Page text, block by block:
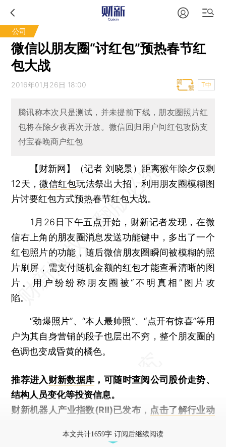
公司
微信以朋友圈“讨红包”预热春节红
包大战
2016年01月26日 18:00 T中
腾讯称本次只是测试，并未提前下线，朋友圈照片红
包将在除夕夜再次开放。微信回归用户间红包攻防支
付宝春晚商户红包
【财新网】（记者 刘晓景） 距离猴年除夕仅剩
12天，微信红包玩法祭出大招，利用朋友圈模糊图
片讨要红包方式预热春节红包大战。
1月26日下午五点开始，财新记者发现，在微
信右上角的朋友圈消息发送功能键中，多出了一个
红包照片的功能，随后微信朋友圈瞬间被模糊的照
片刷屏，需支付随机金额的红包才能查看清晰的图
片。用户纷纷称朋友圈被“不明真相”图片攻
陷。
“劲爆照片”、“本人最帅照”、“点开有惊喜”等用
户为其自身营销的段子也层出不穷，整个朋友圈的
色调也变成昏黄的橘色。
推荐进入财新数据库 ，可随时查阅公司股价走势、
结构人员变化等投资信息。
财新机器人产业指数(RII)已发布， 点击了解行业动
本文共计1659字 订阅后继续阅读